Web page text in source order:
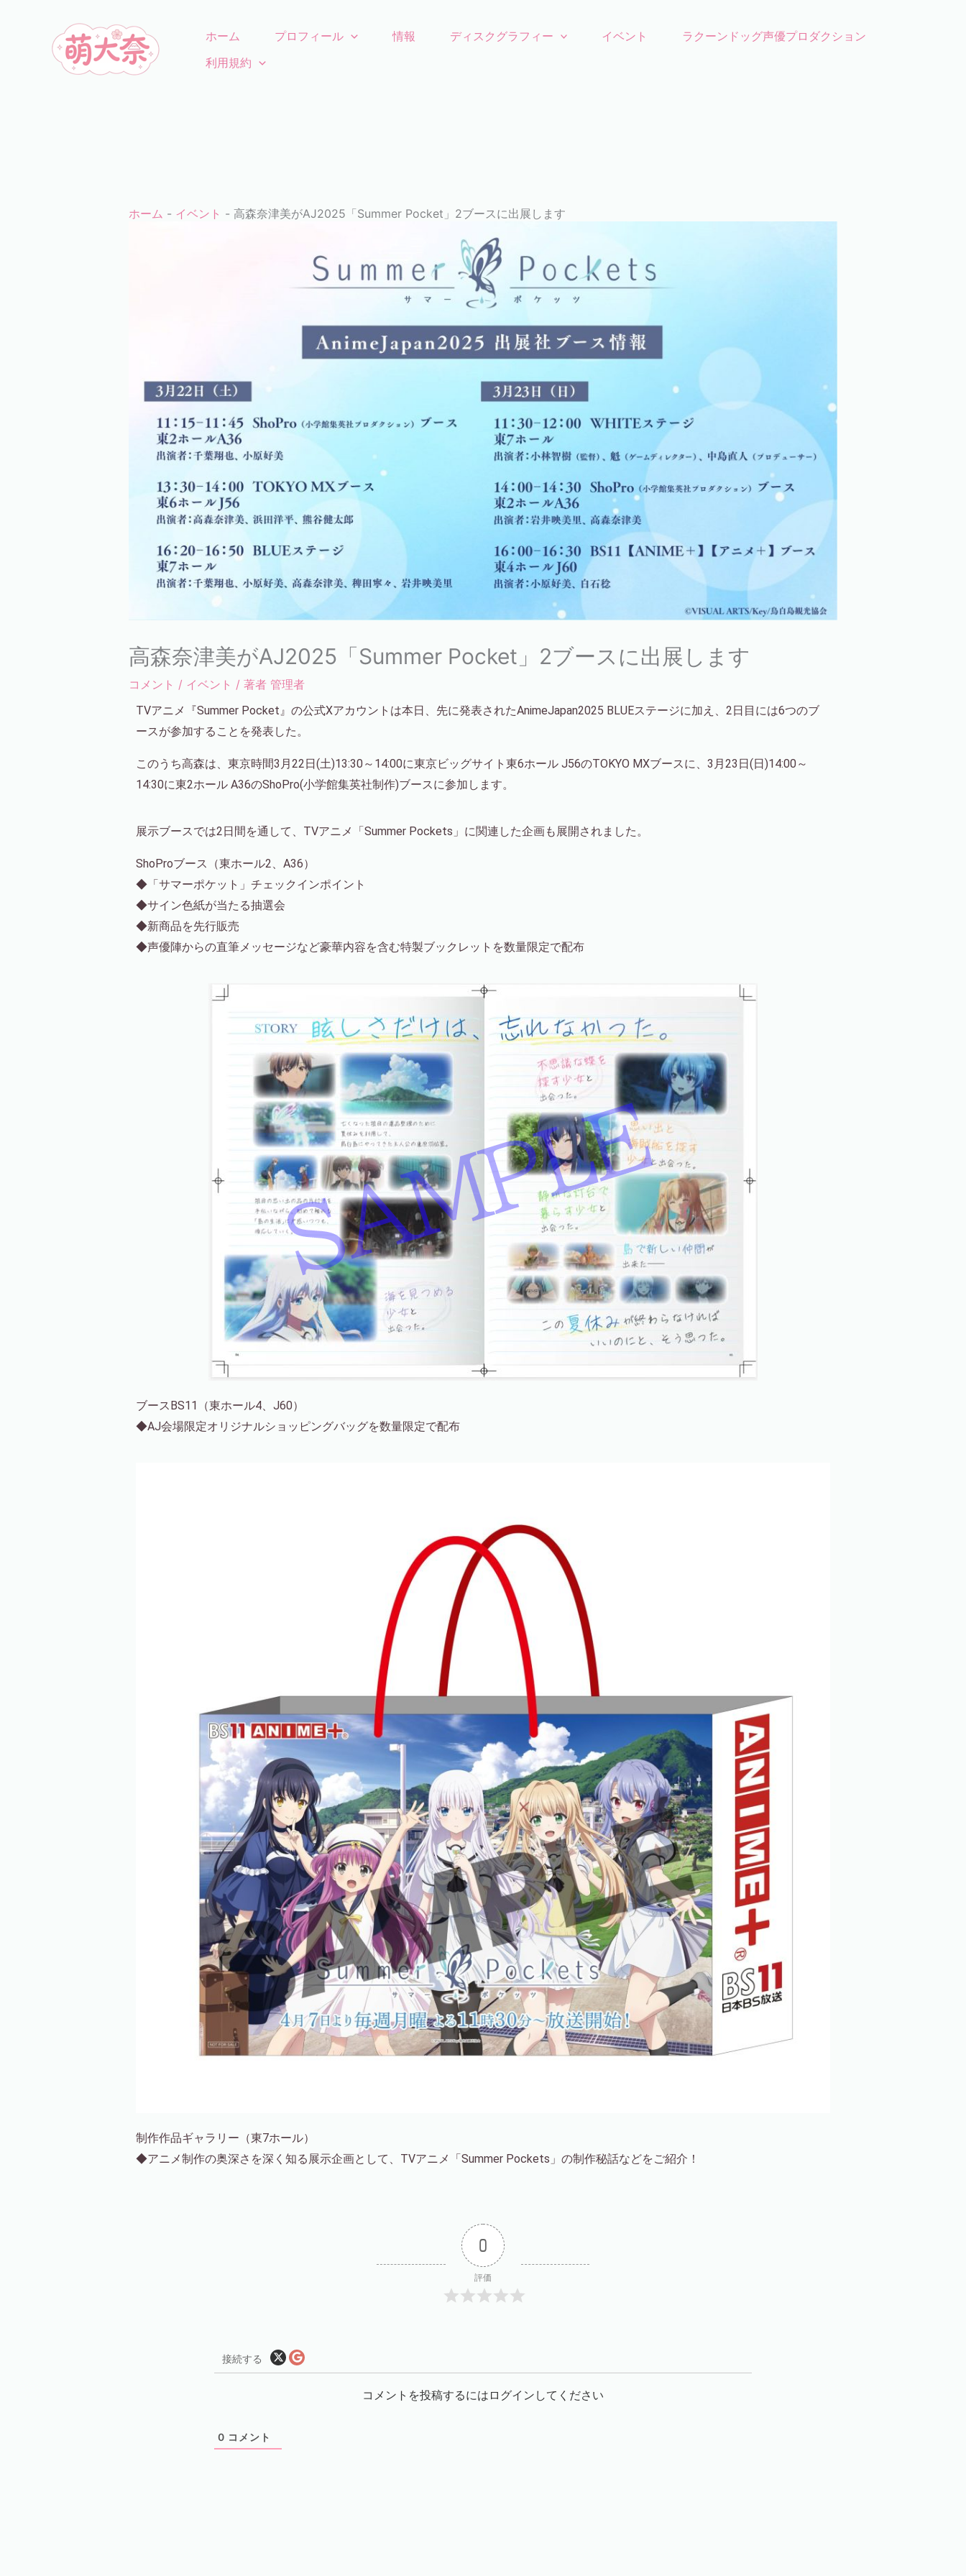
ホーム プロフィール 情報 ディスクグラフィー イベント
ラクーンドッグ声優プロダクション
利用規約
ホーム - イベント - 高森奈津美がAJ2025「Summer Pocket」2ブースに出展します
高森奈津美がAJ2025「Summer Pocket」2ブースに出展します
コメント / イベント / 著者 管理者
TVアニメ『Summer Pocket』の公式Xアカウントは本日、先に発表されたAnimeJapan2025 BLUEステージに加え、2日目には6つのブ
ースが参加することを発表した。
このうち高森は、東京時間3月22日(土)13:30～14:00に東京ビッグサイト東6ホール J56のTOKYO MXブースに、3月23日(日)14:00～
14:30に東2ホール A36のShoPro(小学館集英社制作)ブースに参加します。
展示ブースでは2日間を通して、TVアニメ「Summer Pockets」に関連した企画も展開されました。
ShoProブース（東ホール2、A36）
◆「サマーポケット」チェックインポイント
◆サイン色紙が当たる抽選会
◆新商品を先行販売
◆声優陣からの直筆メッセージなど豪華内容を含む特製ブックレットを数量限定で配布
ブースBS11（東ホール4、J60）
◆AJ会場限定オリジナルショッピングバッグを数量限定で配布
制作作品ギャラリー（東7ホール）
◆アニメ制作の奥深さを深く知る展示企画として、TVアニメ「Summer Pockets」の制作秘話などをご紹介！
0
評価
接続する
コメントを投稿するにはログインしてください
0 コメント